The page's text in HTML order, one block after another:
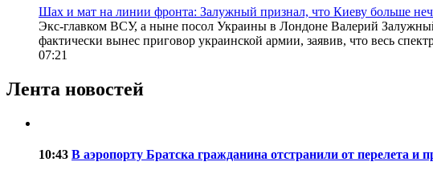
Шах и мат на линии фронта: Залужный признал, что Киеву больше
Экс-главком ВСУ, а ныне посол Украины в Лондоне Валерий
фактически вынес приговор украинской армии, заявив, что весь
07:21
Лента новостей
10:43 В аэропорту Братска гражданина отстранили от перелета и